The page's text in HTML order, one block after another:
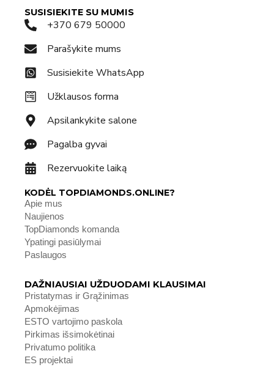
SUSISIEKITE SU MUMIS
+370 679 50000
Parašykite mums
Susisiekite WhatsApp
Užklausos forma
Apsilankykite salone
Pagalba gyvai
Rezervuokite laiką
KODĖL TOPDIAMONDS.ONLINE?
Apie mus
Naujienos
TopDiamonds komanda
Ypatingi pasiūlymai
Paslaugos
DAŽNIAUSIAI UŽDUODAMI KLAUSIMAI
Pristatymas ir Grąžinimas
Apmokėjimas
ESTO vartojimo paskola
Pirkimas išsimokėtinai
Privatumo politika
ES projektai